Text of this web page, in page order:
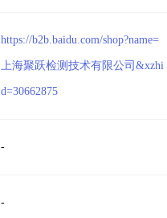
https://b2b.baidu.com/shop?name=
上海聚跃检测技术有限公司&xzhi
d=30662875
-
-